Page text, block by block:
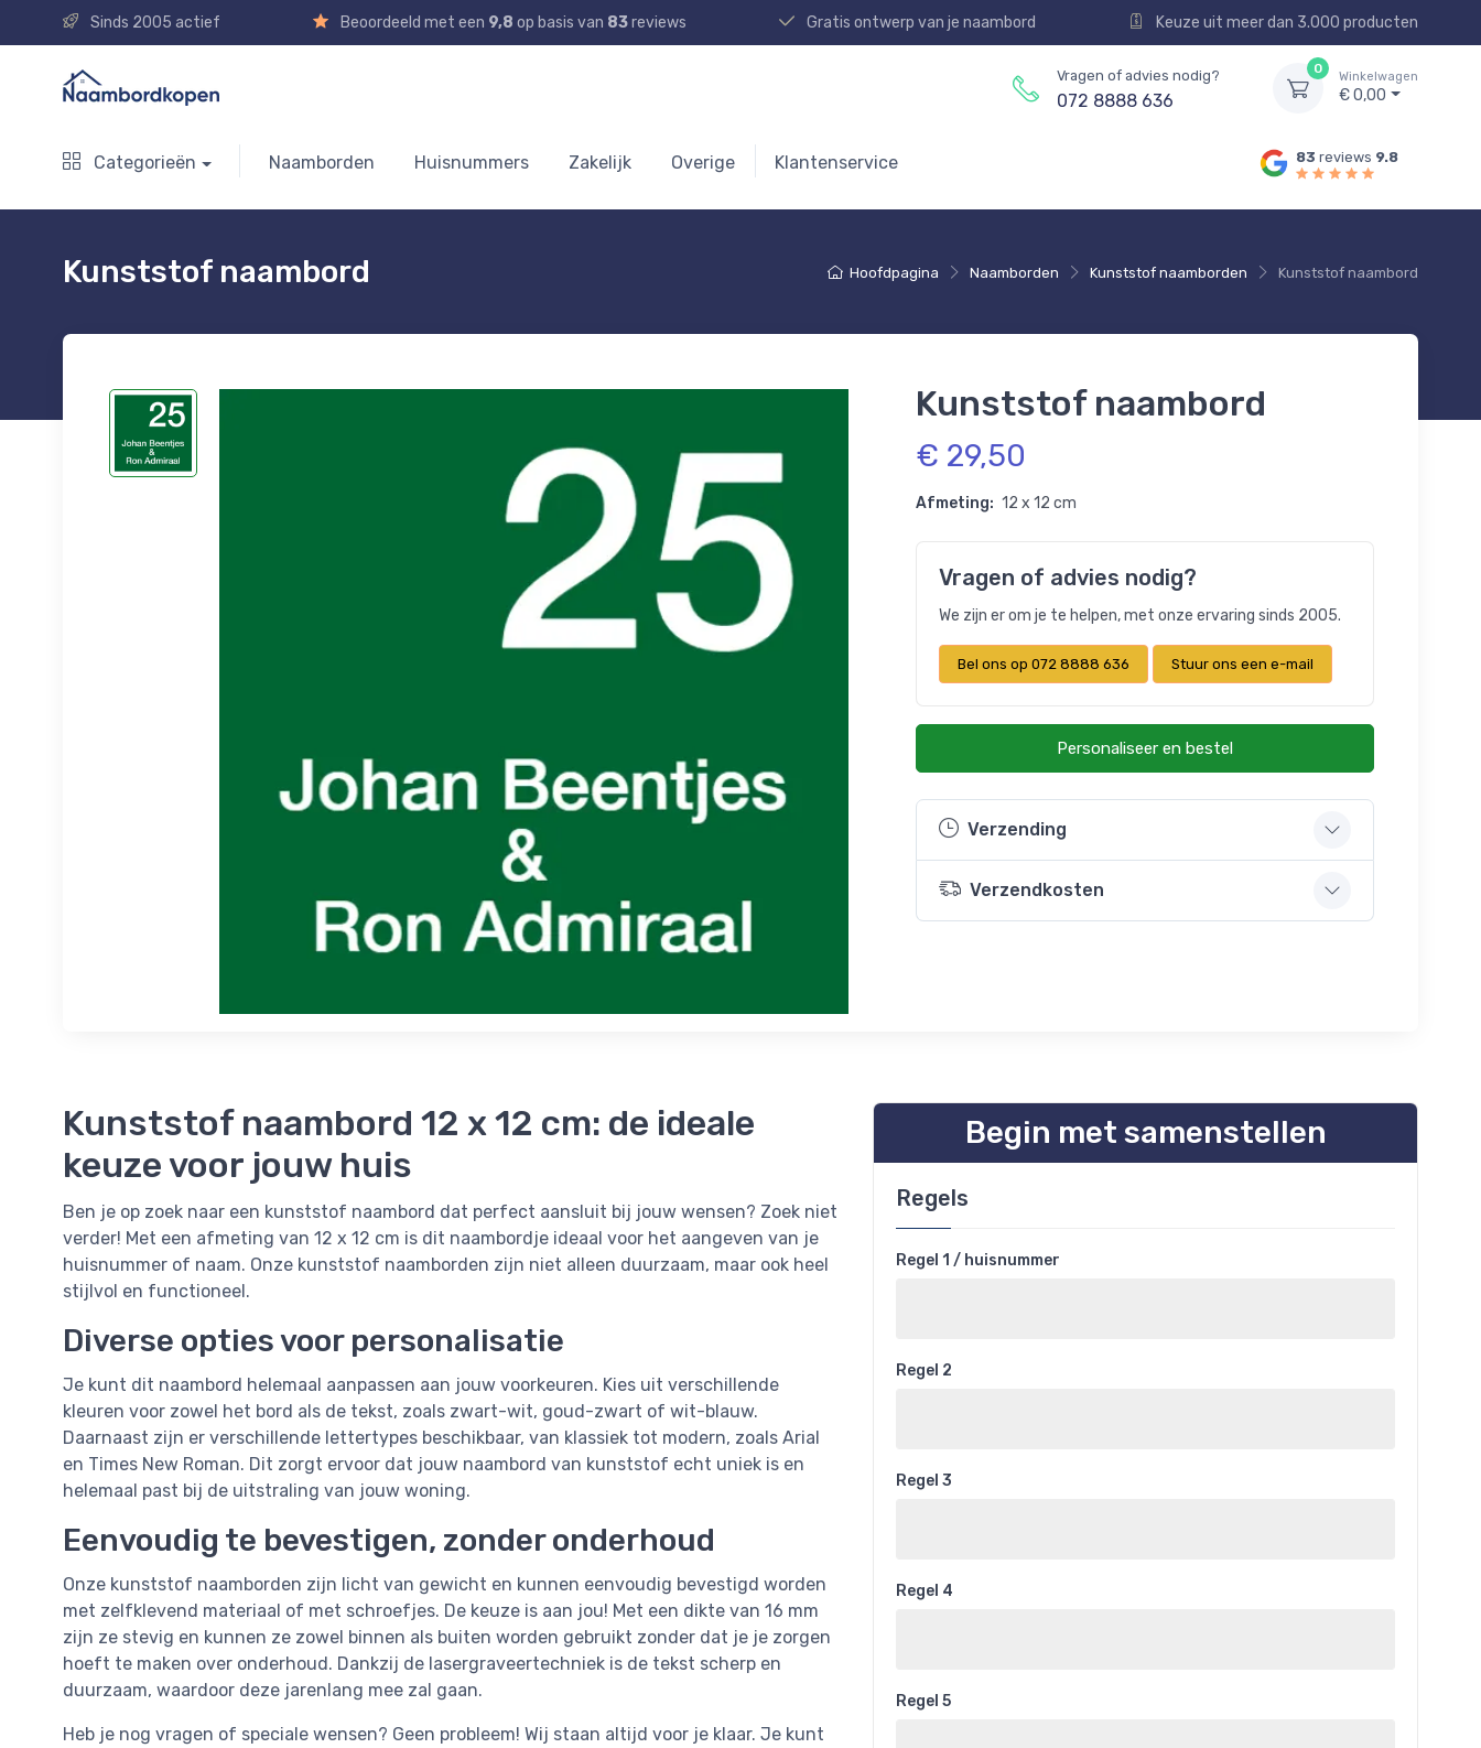
Sinds 2005 actief Beoordeeld met een 9,8 op basis van 83reviews Gratis ontwerp van je naambord Keuze uit meer dan 3.000 producten
Vragen of advies nodig?
072 8888 636
0
Winkelwagen
€ 0,00
Categorieën Naamborden Huisnummers Zakelijk Overige Klantenservice 83 reviews 9.8
Hoofdpagina Naamborden Kunststof naamborden Kunststof naambord
Kunststof naambord
Kunststof naambord
€ 29,50
Afmeting: 12 x 12 cm
Vragen of advies nodig?
We zijn er om je te helpen, met onze ervaring sinds 2005.
Bel ons op 072 8888 636 Stuur ons een e-mail
Personaliseer en bestel
Verzending
Verzendkosten
Kunststof naambord 12 x 12 cm: de ideale
keuze voor jouw huis
Ben je op zoek naar een kunststof naambord dat perfect aansluit bij jouw wensen? Zoek niet
verder! Met een afmeting van 12 x 12 cm is dit naambordje ideaal voor het aangeven van je
huisnummer of naam. Onze kunststof naamborden zijn niet alleen duurzaam, maar ook heel
stijlvol en functioneel.
Diverse opties voor personalisatie
Je kunt dit naambord helemaal aanpassen aan jouw voorkeuren. Kies uit verschillende
kleuren voor zowel het bord als de tekst, zoals zwart-wit, goud-zwart of wit-blauw.
Daarnaast zijn er verschillende lettertypes beschikbaar, van klassiek tot modern, zoals Arial
en Times New Roman. Dit zorgt ervoor dat jouw naambord van kunststof echt uniek is en
helemaal past bij de uitstraling van jouw woning.
Eenvoudig te bevestigen, zonder onderhoud
Onze kunststof naamborden zijn licht van gewicht en kunnen eenvoudig bevestigd worden
met zelfklevend materiaal of met schroefjes. De keuze is aan jou! Met een dikte van 16 mm
zijn ze stevig en kunnen ze zowel binnen als buiten worden gebruikt zonder dat je je zorgen
hoeft te maken over onderhoud. Dankzij de lasergraveertechniek is de tekst scherp en
duurzaam, waardoor deze jarenlang mee zal gaan.
Heb je nog vragen of speciale wensen? Geen probleem! Wij staan altijd voor je klaar. Je kunt
Begin met samenstellen
Regels
Regel 1 / huisnummer
Regel 2
Regel 3
Regel 4
Regel 5